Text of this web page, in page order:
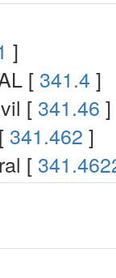
]
[ 341.4 ]
[ 341.46 ]
341.462 ]
[